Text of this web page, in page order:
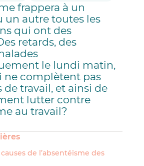
frappera à un
un autre toutes les
qui ont des
retards, des
le lundi matin,
ne complètent pas
de travail, et ainsi de
lutter contre
au travail?
de l’absentéisme des